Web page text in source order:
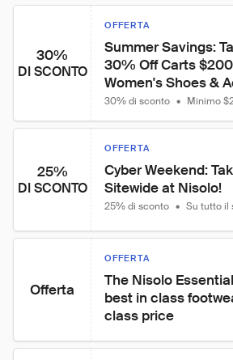
30%
DI SCONTO
OFFERTA
Summer Savings:
30% Off Carts
Women's Shoes &
30% di sconto • Minimo
25%
DI SCONTO
OFFERTA
Cyber Weekend:
Sitewide at Nisolo!
25% di sconto • Su tutto il
Offerta
OFFERTA
The Nisolo
best in class
class price